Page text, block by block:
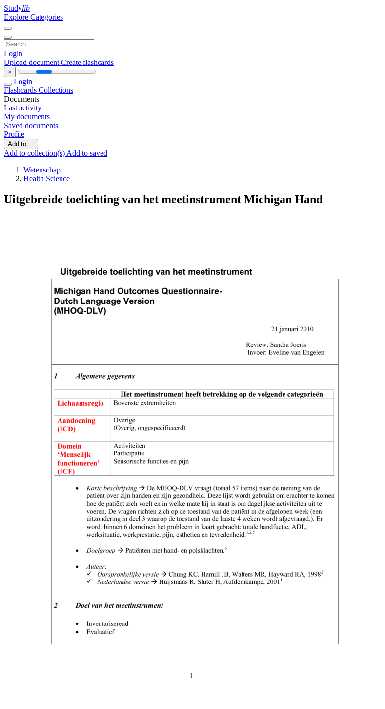
Studylib
Explore Categories
Login
Upload document Create flashcards
×
Login
Flashcards Collections
Documents
Last activity
My documents
Saved documents
Profile
Add to ...
Add to collection(s) Add to saved
Wetenschap
Health Science
Uitgebreide toelichting van het meetinstrument Michigan Hand